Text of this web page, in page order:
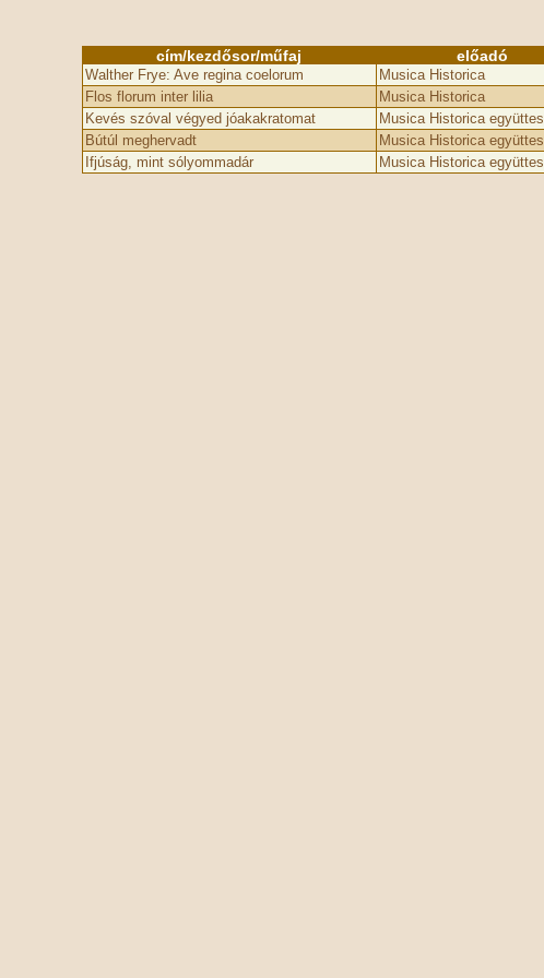
cím/kezdősor/műfaj előadó
Walther Frye: Ave regina coelorum Musica Historica
Flos florum inter lilia
Musica Historica
Kevés szóval végyed jóakakratomat
Musica Historica együttes
Bútúl meghervadt
Musica Historica együttes
Ifjúság, mint sólyommadár
Musica Historica együttes